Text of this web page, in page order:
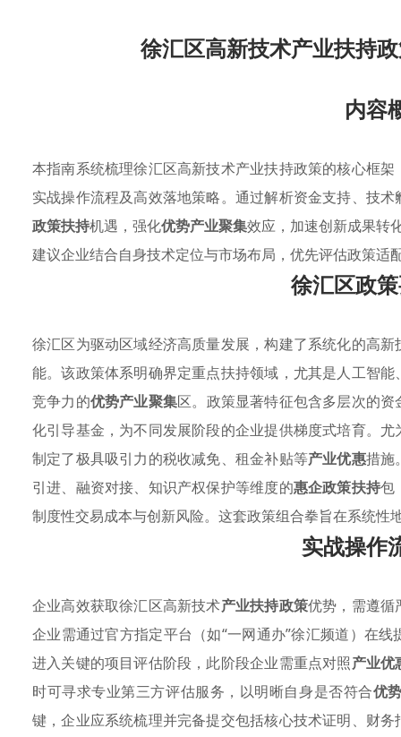
徐汇区高新技术产业扶持
内容
本指南系统梳理徐汇区高新技术产业扶持政策的核心框架
实战操作流程及高效落地策略。通过解析资金支持、技
政策扶持机遇，强化优势产业聚集效应，加速创新成果转
建议企业结合自身技术定位与市场布局，优先评估政策适
徐汇区政
徐汇区为驱动区域经济高质量发展，构建了系统化的高新
能。该政策体系明确界定重点扶持领域，尤其是人工智
竞争力的优势产业聚集区。政策显著特征包含多层次的
化引导基金，为不同发展阶段的企业提供梯度式培育。
制定了极具吸引力的税收减免、租金补贴等产业优惠措施
引进、融资对接、知识产权保护等维度的惠企政策扶持包
制度性交易成本与创新风险。这套政策组合拳旨在系统
实战操作
企业高效获取徐汇区高新技术产业扶持政策优势，需遵循
企业需通过官方指定平台（如“一网通办”徐汇频道）在
进入关键的项目评估阶段，此阶段企业需重点对照产业优
时可寻求专业第三方评估服务，以明晰自身是否符合优
键，企业应系统梳理并完备提交包括核心技术证明、财